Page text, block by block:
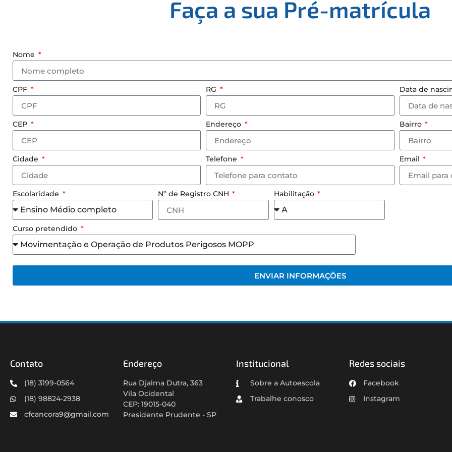
Faça a sua Pré-matrícula
Nome
CPF RG Data de
CEP Endereço Bairro
Cidade Telefone Email
Escolaridade Nº de Registro CNH Habilitação
Curso pretendido
ENVIAR INFORMAÇÕES
Contato
(18) 3199-0564
(18) 98824-2938
cfcancora9@gmail.com
Endereço
Rua Djalma Dutra, 363
Vila Ocidental
CEP: 19015-040
Presidente Prudente - SP
Institucional
Sobre a Autoescola
Trabalhe conosco
Redes sociais
Facebook
Instagram